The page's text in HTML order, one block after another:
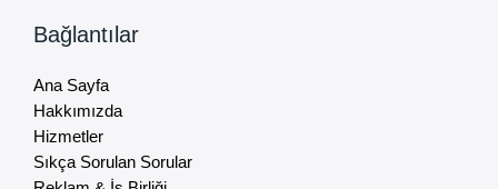
Bağlantılar
Ana Sayfa
Hakkımızda
Hizmetler
Sıkça Sorulan Sorular